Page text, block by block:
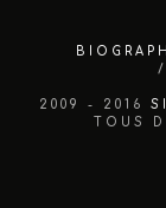
2009 - 2016
TOUS